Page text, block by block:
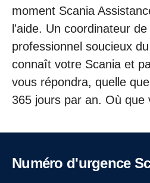
moment Scania
l'aide. Un coordinateur
professionnel soucieux
connaît votre Scania et
vous répondra, quelle
365 jours par an. Où que
Numéro d'urgence